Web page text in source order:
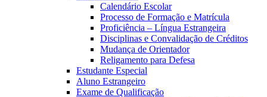
Calendário Escolar
Processo de Formação e Matrícula
Proficiência – Língua Estrangeira
Disciplinas e Convalidação de Créditos
Mudança de Orientador
Religamento para Defesa
Estudante Especial
Aluno Estrangeiro
Exame de Qualificação